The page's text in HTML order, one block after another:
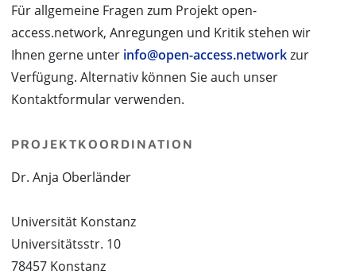
Für allgemeine Fragen zum Projekt open-
access.network, Anregungen und Kritik stehen wir
Ihnen gerne unter info@open-access.networkzur
Verfügung. Alternativ können Sie auch unser
Kontaktformular verwenden.
PROJEKTKOORDINATION
Dr. Anja Oberländer
Universität Konstanz
Universitätsstr. 10
78457 Konstanz